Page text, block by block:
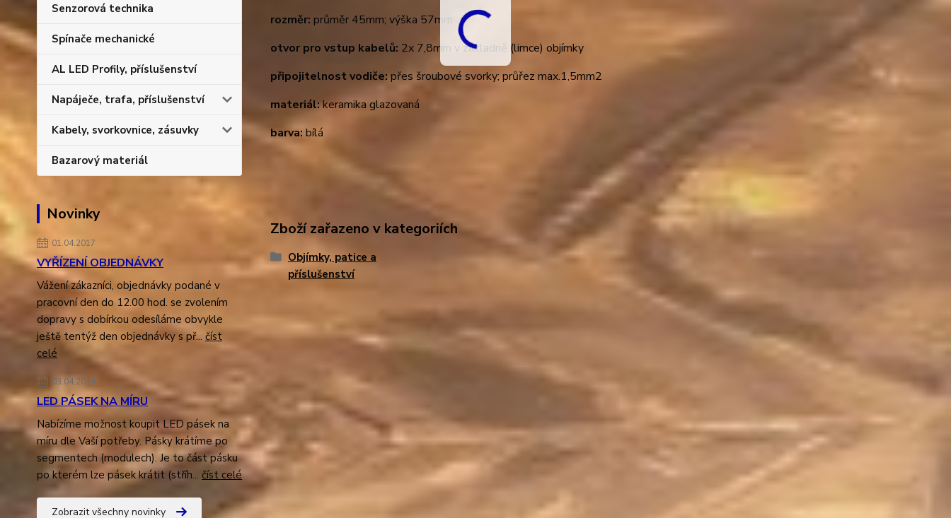
Senzorová technika
Spínače mechanické
AL LED Profily, příslušenství
Napáječe, trafa, příslušenství
Kabely, svorkovnice, zásuvky
Bazarový materiál
Novinky
01.04.2017
VYŘÍZENÍ OBJEDNÁVKY
Vážení zákazníci, objednávky podané v
pracovní den do 12.00 hod. se zvolením
dopravy s dobírkou odesíláme obvykle
ještě tentýž den objednávky s př... číst
celé
03.04.2014
LED PÁSEK NA MÍRU
Nabízíme možnost koupit LED pásek na
míru dle Vaší potřeby. Pásky krátíme po
segmentech (modulech). Je to část pásku
po kterém lze pásek krátit (stříh... číst celé
Zobrazit všechny novinky
rozměr: průměr 45mm; výška 57mm
otvor pro vstup kabelů: 2x 7,8mm v základně (limce) objímky
připojitelnost vodiče:přes šroubové svorky; průřez max.1,5mm2
materiál:keramika glazovaná
barva: bílá
Zboží zařazeno v kategoriích
Objímky, patice a
příslušenství